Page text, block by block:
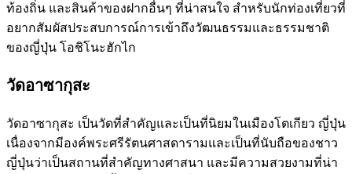
ท้องถิ่น และสินค้าของฝากอื่นๆ ที่น่าสนใจ สำหรับนักท่องเที่ยวที่
อยากสัมผัสประสบการณ์การเข้าถึงวัฒนธรรมและธรรมชาติ
ของญี่ปุ่น โอชิโนะฮักไก
วัดอาซากุสะ
วัดอาซากุสะ เป็นวัดที่สำคัญและเป็นที่นิยมในเมืองโตเกียว ญี่ปุ่น
เนื่องจากมีองค์พระศรีรัตนศาสดารามและเป็นที่นับถือของชาว
ญี่ปุ่นว่าเป็นสถานที่สำคัญทางศาสนา และมีความสวยงามที่น่า